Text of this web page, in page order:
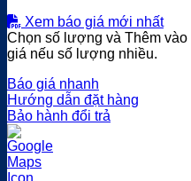
Xem báo giá mới nhất
Chọn số lượng và Thêm
giá nếu số lượng nhiều.
Báo giá nhanh
Hướng dẫn đặt hàng
Bảo hành đổi trả